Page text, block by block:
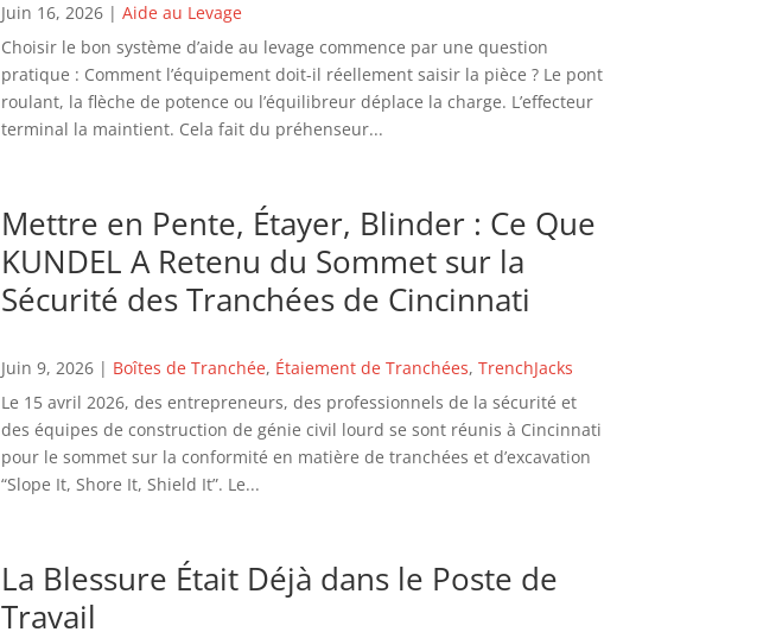
Juin 16, 2026| Aide au Levage
Choisir le bon système d’aide au levage commence par une question
pratique : Comment l’équipement doit-il réellement saisir la pièce ? Le pont
roulant, la flèche de potence ou l’équilibreur déplace la charge. L’effecteur
terminal la maintient. Cela fait du préhenseur...
Mettre en Pente, Étayer, Blinder : Ce Que
KUNDEL A Retenu du Sommet sur la
Sécurité des Tranchées de Cincinnati
Juin 9, 2026| Boîtes de Tranchée, Étaiement de Tranchées, TrenchJacks
Le 15 avril 2026, des entrepreneurs, des professionnels de la sécurité et
des équipes de construction de génie civil lourd se sont réunis à Cincinnati
pour le sommet sur la conformité en matière de tranchées et d’excavation
“Slope It, Shore It, Shield It”. Le...
La Blessure Était Déjà dans le Poste de
Travail